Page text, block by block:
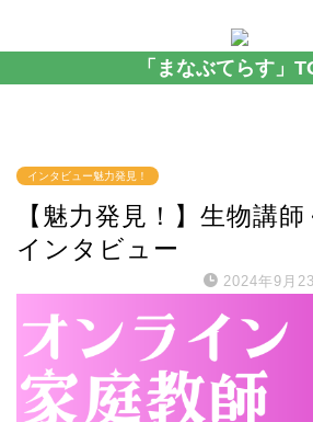
「まなぶてらす」
インタビュー魅力発見！
【魅力発見！】生物講
インタビュー
2024年9月